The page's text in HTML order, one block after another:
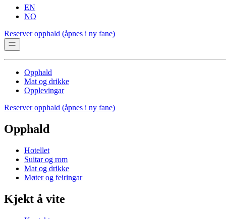
EN
NO
Reserver opphald (åpnes i ny fane)
Opphald
Mat og drikke
Opplevingar
Reserver opphald (åpnes i ny fane)
Opphald
Hotellet
Suitar og rom
Mat og drikke
Møter og feiringar
Kjekt å vite